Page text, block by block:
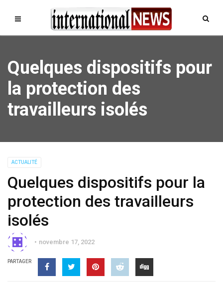
Quelques dispositifs pour
la protection des
travailleurs isolés
ACTUALITÉ
Quelques dispositifs pour la
protection des travailleurs
isolés
novembre 17, 2022
PARTAGER